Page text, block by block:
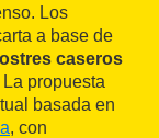
Los
a base de
caseros
propuesta
basada en
, con